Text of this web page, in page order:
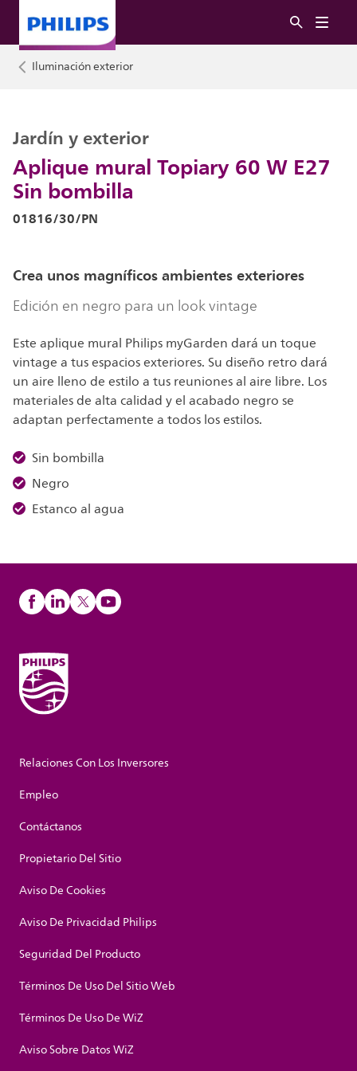
Iluminación exterior
Aplique mural Topiary 60 W E27
Sin bombilla
Jardín y exterior
01816/30/PN
Crea unos magníficos ambientes exteriores
Edición en negro para un look vintage
Este aplique mural Philips myGarden dará un toque
vintage a tus espacios exteriores. Su diseño retro dará
un aire lleno de estilo a tus reuniones al aire libre. Los
materiales de alta calidad y el acabado negro se
adaptan perfectamente a todos los estilos.
Sin bombilla
Negro
Estanco al agua
Relaciones Con Los Inversores
Empleo
Contáctanos
Propietario Del Sitio
Aviso De Cookies
Aviso De Privacidad Philips
Seguridad Del Producto
Términos De Uso Del Sitio Web
Términos De Uso De WiZ
Aviso Sobre Datos WiZ